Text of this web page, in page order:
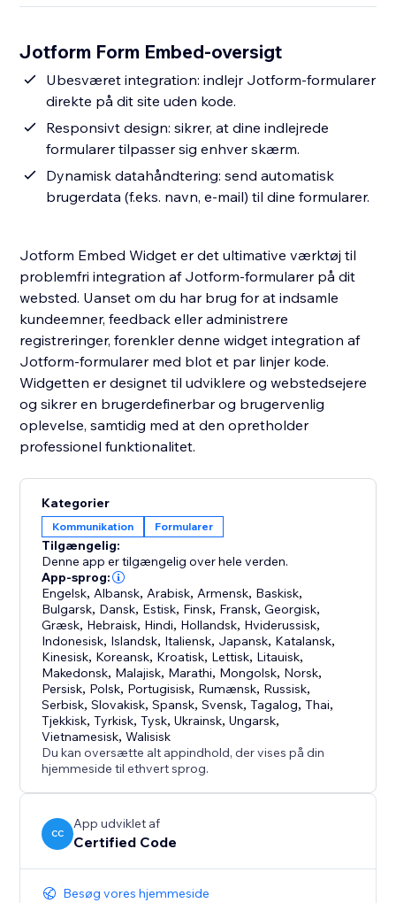
Jotform Form Embed-oversigt
Ubesværet integration: indlejr Jotform-formularer
direkte på dit site uden kode.
Responsivt design: sikrer, at dine indlejrede
formularer tilpasser sig enhver skærm.
Dynamisk datahåndtering: send automatisk
brugerdata (f.eks. navn, e-mail) til dine formularer.
Jotform Embed Widget er det ultimative værktøj til
problemfri integration af Jotform-formularer på dit
websted. Uanset om du har brug for at indsamle
kundeemner, feedback eller administrere
registreringer, forenkler denne widget integration af
Jotform-formularer med blot et par linjer kode.
Widgetten er designet til udviklere og webstedsejere
og sikrer en brugerdefinerbar og brugervenlig
oplevelse, samtidig med at den opretholder
professionel funktionalitet.
Kategorier
Kommunikation Formularer
Tilgængelig:
Denne app er tilgængelig over hele verden.
App-sprog:
Engelsk, Albansk, Arabisk, Armensk, Baskisk,
Bulgarsk, Dansk, Estisk, Finsk, Fransk,Georgisk,
Græsk, Hebraisk, Hindi, Hollandsk, Hviderussisk,
Indonesisk, Islandsk, Italiensk, Japansk, Katalansk,
Kinesisk, Koreansk, Kroatisk, Lettisk, Litauisk,
Makedonsk, Malajisk, Marathi, Mongolsk, Norsk,
Persisk, Polsk, Portugisisk, Rumænsk, Russisk,
Serbisk,Slovakisk,Spansk,Svensk,Tagalog,Thai,
Tjekkisk,Tyrkisk,Tysk,Ukrainsk,Ungarsk,
Vietnamesisk,Walisisk
Du kan oversætte alt appindhold, der vises på din
hjemmeside til ethvert sprog.
CC
App udviklet af
Certified Code
Besøg vores hjemmeside